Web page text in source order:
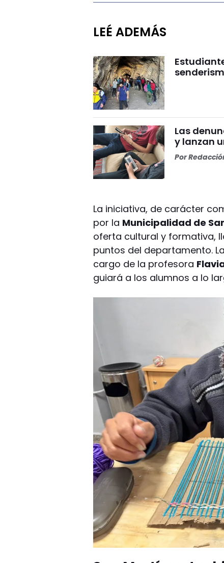
LEÉ ADEMÁS
Las
y lanzan
Por
La iniciativa, de carácter
por la Municipalidad de
oferta cultural y formativa,
puntos del departamento.
cargo de la profesora
guiará a los alumnos a lo